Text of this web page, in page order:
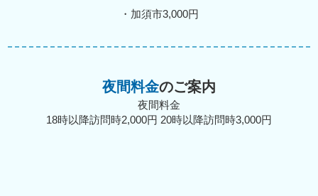
・加須市3,000円
夜間料金のご案内
夜間料金
18時以降訪問時2,000円 20時以降訪問時3,000円